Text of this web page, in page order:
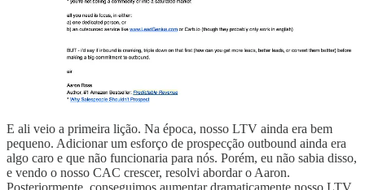
E ali veio a primeira lição. Na época, nosso LTV ainda era bem
pequeno. Adicionar um esforço de prospecção outbound ainda era
algo caro e que não funcionaria para nós. Porém, eu não sabia disso,
e vendo o nosso CAC crescer, resolvi abordar o Aaron.
Posteriormente, conseguimos aumentar dramaticamente nosso LTV